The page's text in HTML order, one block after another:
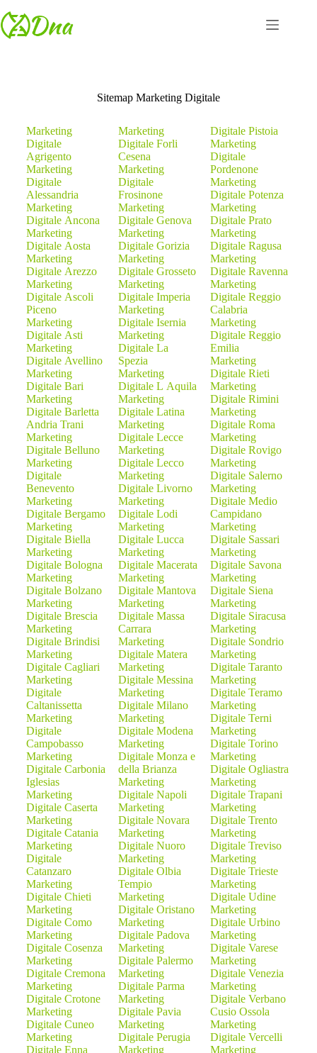
Sitemap Marketing Digitale
Marketing
Digitale
Agrigento
Marketing
Digitale
Alessandria
Marketing
Digitale Ancona
Marketing
Digitale Aosta
Marketing
Digitale Arezzo
Marketing
Digitale Ascoli
Piceno
Marketing
Digitale Asti
Marketing
Digitale Avellino
Marketing
Digitale Bari
Marketing
Digitale Barletta
Andria Trani
Marketing
Digitale Belluno
Marketing
Digitale
Benevento
Marketing
Digitale Bergamo
Marketing
Digitale Biella
Marketing
Digitale Bologna
Marketing
Digitale Bolzano
Marketing
Digitale Brescia
Marketing
Digitale Brindisi
Marketing
Digitale Cagliari
Marketing
Digitale
Caltanissetta
Marketing
Digitale
Campobasso
Marketing
Digitale Carbonia
Iglesias
Marketing
Digitale Caserta
Marketing
Digitale Catania
Marketing
Digitale
Catanzaro
Marketing
Digitale Chieti
Marketing
Digitale Como
Marketing
Digitale Cosenza
Marketing
Digitale Cremona
Marketing
Digitale Crotone
Marketing
Digitale Cuneo
Marketing
Digitale Enna
Marketing
Digitale Forli
Cesena
Marketing
Digitale
Frosinone
Marketing
Digitale Genova
Marketing
Digitale Gorizia
Marketing
Digitale Grosseto
Marketing
Digitale Imperia
Marketing
Digitale Isernia
Marketing
Digitale La
Spezia
Marketing
Digitale L Aquila
Marketing
Digitale Latina
Marketing
Digitale Lecce
Marketing
Digitale Lecco
Marketing
Digitale Livorno
Marketing
Digitale Lodi
Marketing
Digitale Lucca
Marketing
Digitale Macerata
Marketing
Digitale Mantova
Marketing
Digitale Massa
Carrara
Marketing
Digitale Matera
Marketing
Digitale Messina
Marketing
Digitale Milano
Marketing
Digitale Modena
Marketing
Digitale Monza e
della Brianza
Marketing
Digitale Napoli
Marketing
Digitale Novara
Marketing
Digitale Nuoro
Marketing
Digitale Olbia
Tempio
Marketing
Digitale Oristano
Marketing
Digitale Padova
Marketing
Digitale Palermo
Marketing
Digitale Parma
Marketing
Digitale Pavia
Marketing
Digitale Perugia
Marketing
Digitale Pistoia
Marketing
Digitale
Pordenone
Marketing
Digitale Potenza
Marketing
Digitale Prato
Marketing
Digitale Ragusa
Marketing
Digitale Ravenna
Marketing
Digitale Reggio
Calabria
Marketing
Digitale Reggio
Emilia
Marketing
Digitale Rieti
Marketing
Digitale Rimini
Marketing
Digitale Roma
Marketing
Digitale Rovigo
Marketing
Digitale Salerno
Marketing
Digitale Medio
Campidano
Marketing
Digitale Sassari
Marketing
Digitale Savona
Marketing
Digitale Siena
Marketing
Digitale Siracusa
Marketing
Digitale Sondrio
Marketing
Digitale Taranto
Marketing
Digitale Teramo
Marketing
Digitale Terni
Marketing
Digitale Torino
Marketing
Digitale Ogliastra
Marketing
Digitale Trapani
Marketing
Digitale Trento
Marketing
Digitale Treviso
Marketing
Digitale Trieste
Marketing
Digitale Udine
Marketing
Digitale Urbino
Marketing
Digitale Varese
Marketing
Digitale Venezia
Marketing
Digitale Verbano
Cusio Ossola
Marketing
Digitale Vercelli
Marketing